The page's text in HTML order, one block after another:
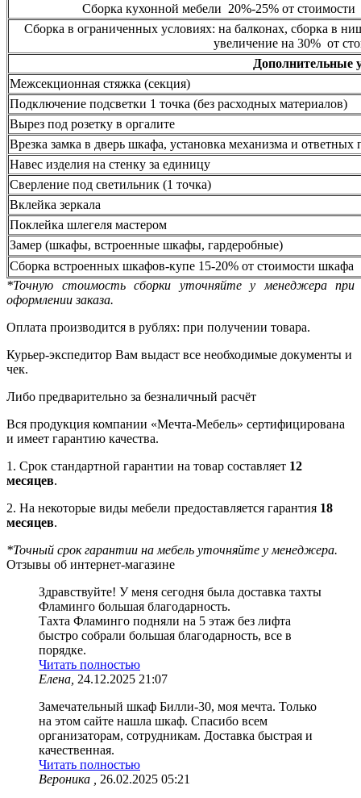
Сборка кухонной мебели 20%-25% от стоимости
Сборка в ограниченных условиях: на балконах, сборка в
увеличение на 30% от
Дополнительные
Межсекционная стяжка (секция)
Подключение подсветки 1 точка (без расходных материалов)
Вырез под розетку в оргалите
Врезка замка в дверь шкафа, установка механизма и ответных
Навес изделия на стенку за единицу
Сверление под светильник (1 точка)
Вклейка зеркала
Поклейка шлегеля мастером
Замер (шкафы, встроенные шкафы, гардеробные)
Сборка встроенных шкафов-купе 15-20% от стоимости шкафа
*Точную стоимость сборки уточняйте у менеджера при
оформлении заказа.
Оплата производится в рублях: при получении товара.
Курьер-экспедитор Вам выдаст все необходимые документы и
чек.
Либо предварительно за безналичный расчёт
Вся продукция компании «Мечта-Мебель» сертифицирована
и имеет гарантию качества.
1. Срок стандартной гарантии на товар составляет 12
месяцев.
2. На некоторые виды мебели предоставляется гарантия 18
месяцев.
*Точный срок гарантии на мебель уточняйте у менеджера.
Отзывы об интернет-магазине
Здравствуйте! У меня сегодня была доставка тахты
Фламинго большая благодарность.
Тахта Фламинго подняли на 5 этаж без лифта
быстро собрали большая благодарность, все в
порядке.
Читать полностью
Елена, 24.12.2025 21:07
Замечательный шкаф Билли-30, моя мечта. Только
на этом сайте нашла шкаф. Спасибо всем
организаторам, сотрудникам. Доставка быстрая и
качественная.
Читать полностью
Вероника ,
26.02.2025 05:21